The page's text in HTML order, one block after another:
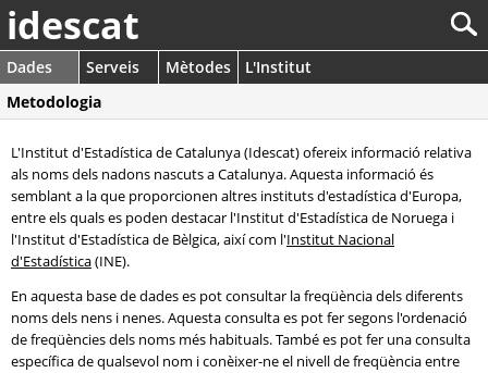
idescat
Dades Serveis Mètodes
L'Institut
Metodologia
L'Institut d'Estadística de Catalunya (Idescat) ofereix informació relativa
als noms dels nadons nascuts a Catalunya. Aquesta informació és
semblant a la que proporcionen altres instituts d'estadística d'Europa,
entre els quals es poden destacar l'Institut d'Estadística de Noruega i
l'Institut d'Estadística de Bèlgica, així com l'Institut Nacional
d'Estadística(INE).
En aquesta base de dades es pot consultar la freqüència dels diferents
noms dels nens i nenes. Aquesta consulta es pot fer segons l'ordenació
de freqüències dels noms més habituals. També es pot fer una consulta
específica de qualsevol nom i conèixer-ne el nivell de freqüència entre